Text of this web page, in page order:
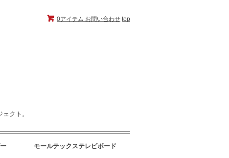
0アイテム お問い合わせ top
クト。
モールテックステレビボード